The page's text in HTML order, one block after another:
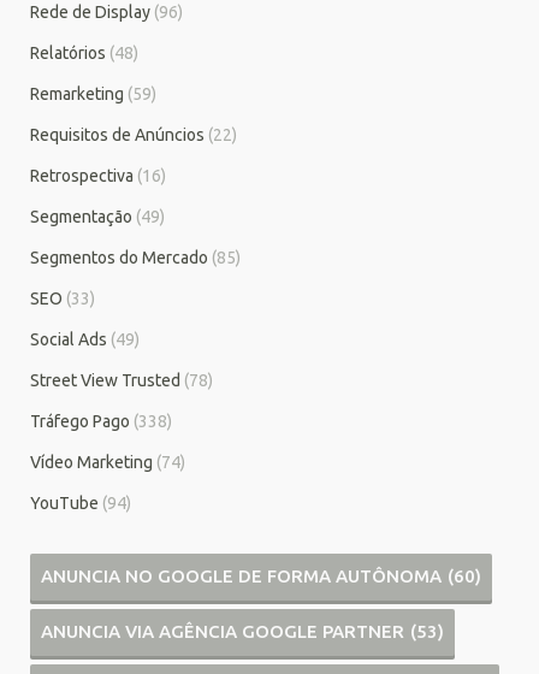
Rede de Display (96)
Relatórios (48)
Remarketing (59)
Requisitos de Anúncios (22)
Retrospectiva (16)
Segmentação (49)
Segmentos do Mercado (85)
SEO (33)
Social Ads (49)
Street View Trusted (78)
Tráfego Pago (338)
Vídeo Marketing (74)
YouTube (94)
ANUNCIA NO GOOGLE DE FORMA AUTÔNOMA (60)
ANUNCIA VIA AGÊNCIA GOOGLE PARTNER (53)